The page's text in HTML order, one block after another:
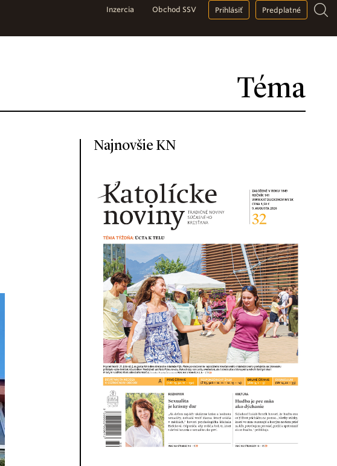
Téma
Inzercia Obchod SSV Prihlásiť Predplatné
Najnovšie KN